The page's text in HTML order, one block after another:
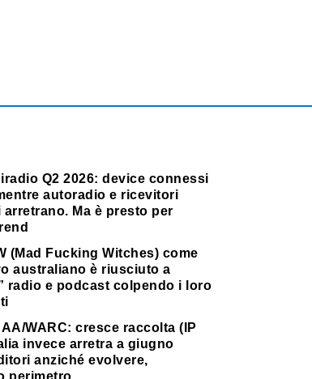
Q2 2026: device connessi
autoradio e ricevitori
Ma è presto per
(Mad Fucking Witches) come
australiano è riusciuto a
radio e podcast colpendo i loro
WARC: cresce raccolta (IP
invece arretra a giugno
anziché evolvere,
perimetro